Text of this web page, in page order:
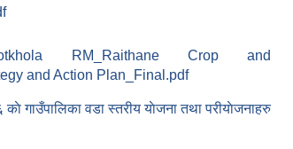
RM_Raithane Crop and
and Action Plan_Final.pdf
गाउँपालिका वडा स्तरीय याेजना तथा परीयाेजनाहरु